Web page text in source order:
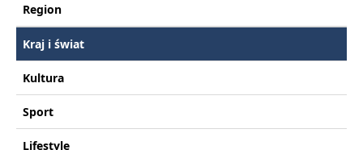
Region
Kraj i świat
Kultura
Sport
Lifestyle